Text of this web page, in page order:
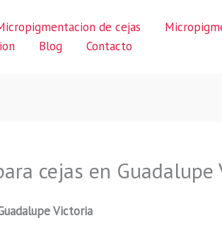
de cejas
Blog Contacto
cejas en Guadalupe
Victoria